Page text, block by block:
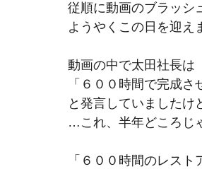
従順に動画のブラッシ
ようやくこの日を迎え
動画の中で太田社長は
「６００時間で完成さ
と発言していましたけ
…これ、半年どころじ
「６００時間のレスト